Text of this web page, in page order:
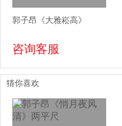
郭子昂《大雅崧高》
咨询客服
猜你喜欢